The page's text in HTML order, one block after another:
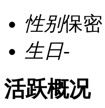
性别保密
生日-
活跃概况